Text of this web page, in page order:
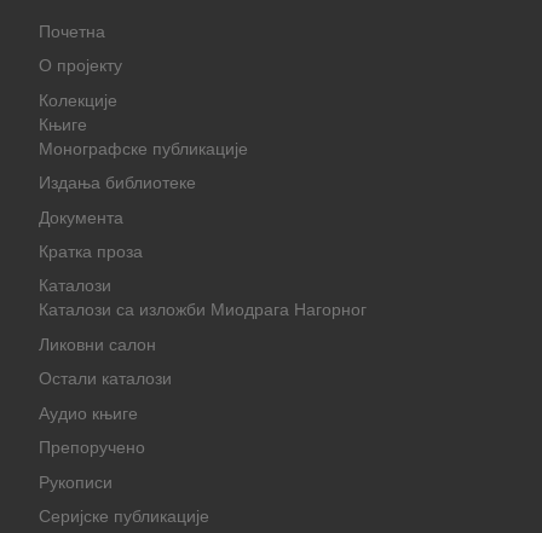
Почетна
О пројекту
Колекције
Књиге
Монографске публикације
Издања библиотеке
Документа
Кратка проза
Каталози
Каталози са изложби Миодрага Нагорног
Ликовни салон
Остали каталози
Аудио књиге
Препоручено
Рукописи
Серијске публикације